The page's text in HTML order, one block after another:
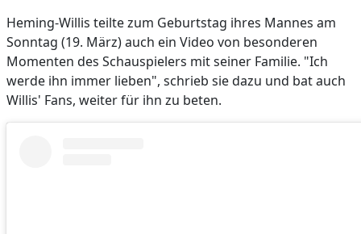
Heming-Willis teilte zum Geburtstag ihres Mannes am
Sonntag (19. März) auch ein Video von besonderen
Momenten des Schauspielers mit seiner Familie. "Ich
werde ihn immer lieben", schrieb sie dazu und bat auch
Willis' Fans, weiter für ihn zu beten.